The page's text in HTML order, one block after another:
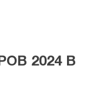
2024 В